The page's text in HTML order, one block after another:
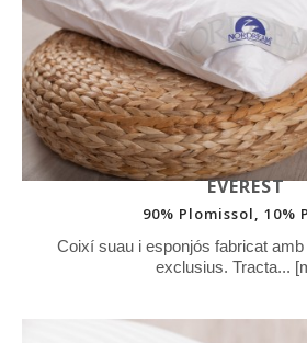
EVEREST
90% Plomissol, 10%
Coixí suau i esponjós fabricat
exclusius. Tracta...